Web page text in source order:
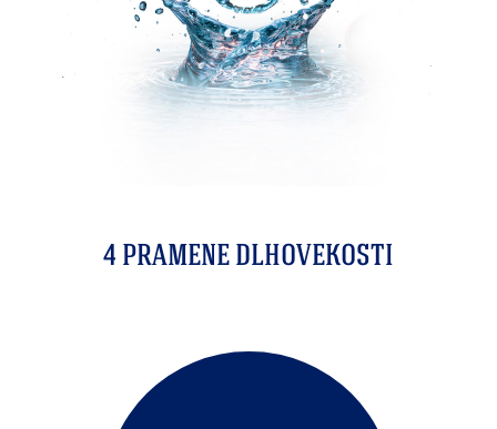
4 PRAMENE DLHOVEKOSTI